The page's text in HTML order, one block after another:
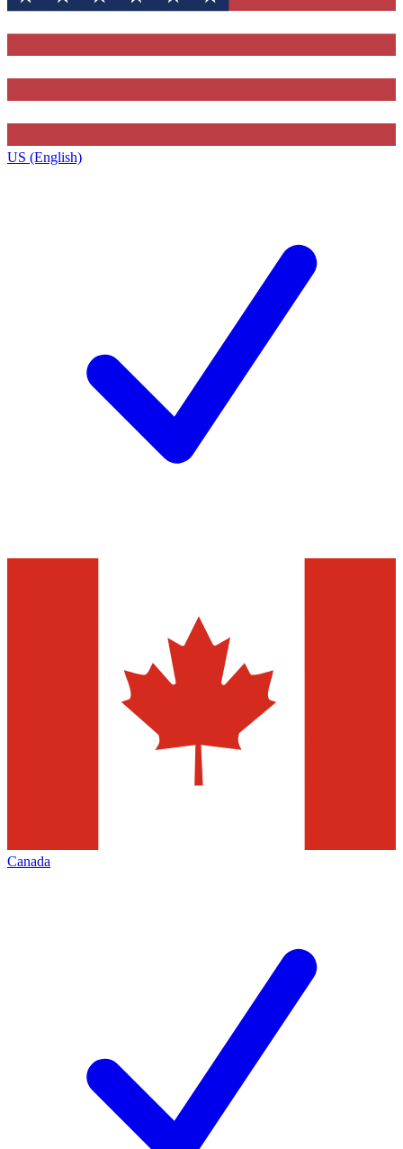
US (English)
Canada